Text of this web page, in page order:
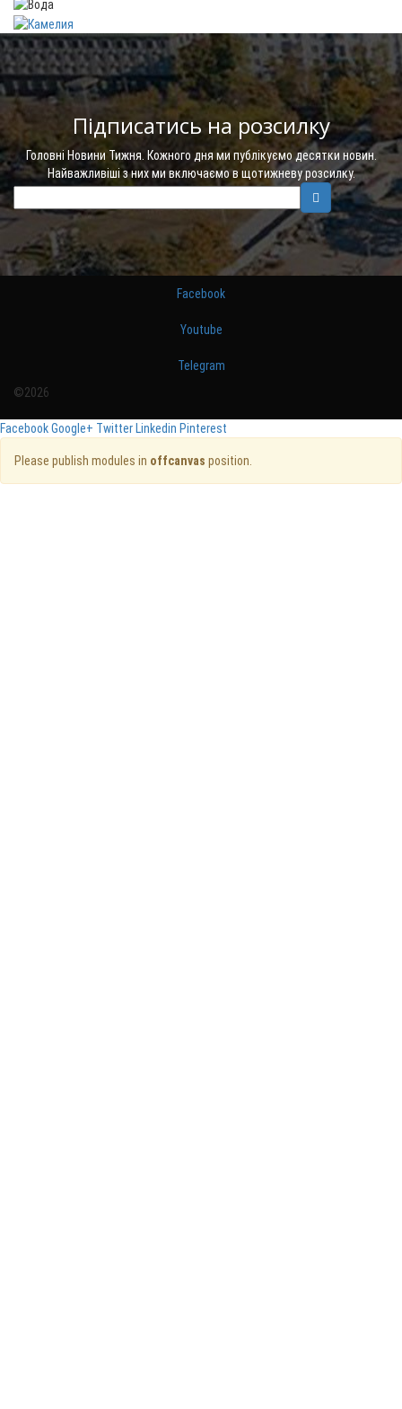
Підписатись на розсилку
Головні Новини Тижня. Кожного дня ми публікуємо десятки новин.
Найважливіші з них ми включаємо в щотижневу розсилку.
Facebook
Youtube
Telegram
©2026
FacebookGoogle+ TwitterLinkedin Pinterest
Please publish modules in offcanvas position.